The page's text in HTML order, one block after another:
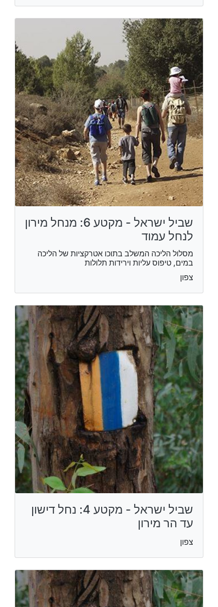
שביל ישראל - מקטע 6: מנחל מירון
לנחל עמוד
מסלול הליכה המשלב בתוכו אטרקציות של הליכה
במים, טיפוס עליות וירידות תלולות
צפון
שביל ישראל - מקטע 4: נחל דישון
עד הר מירון
צפון